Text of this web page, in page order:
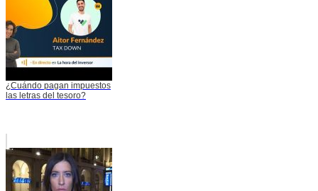
¿Cuándo pagan impuestos
las letras del tesoro?